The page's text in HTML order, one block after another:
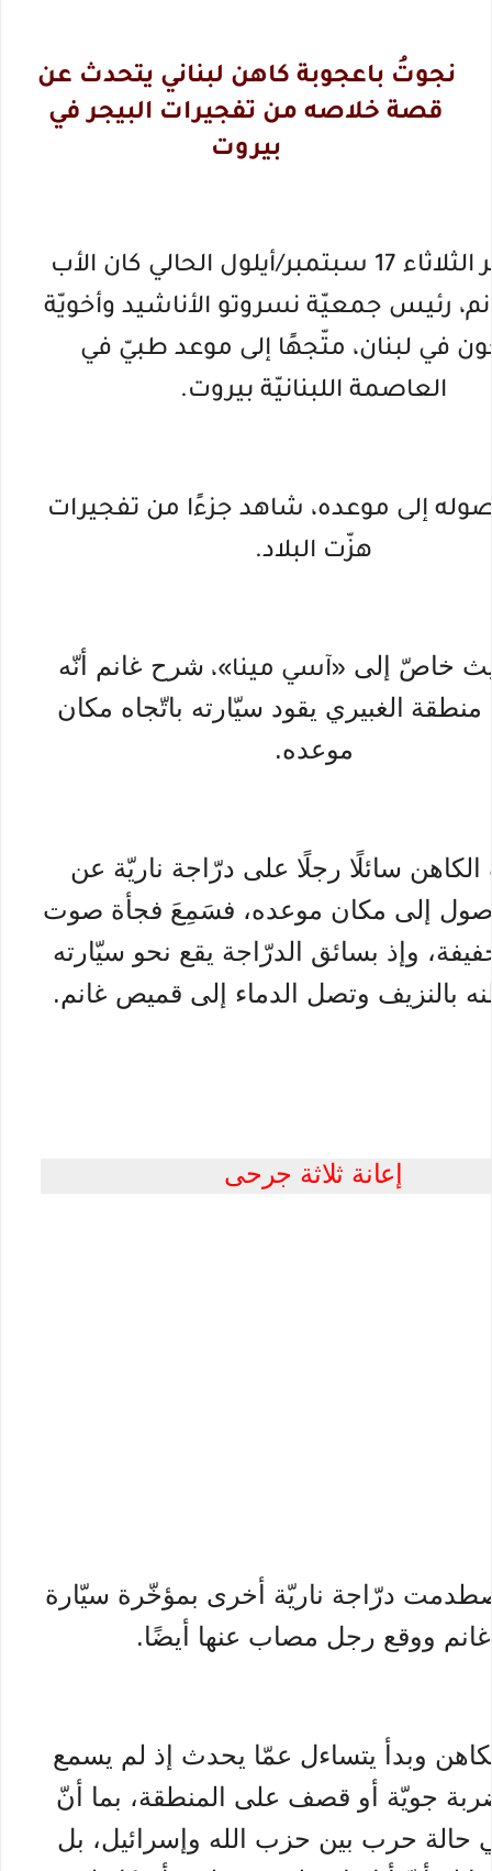
نجوتُ باعجوبة كاهن لبناني يتحدث عن
قصة خلاصه من تفجيرات البيجر في
بيروت
بعد ظهر الثلاثاء 17 سبتمبر/أيلول الحالي كان الأب
رئيس جمعيّة نسروتو الأناشيد وأخويّة
في لبنان، متّجهًا إلى موعد طبيّ في
العاصمة اللبنانيّة بيروت.
إلى موعده، شاهد جزءًا من تفجيرات
هزّت البلاد.
خاصّ إلى «آسي مينا»، شرح غانم أنّه
منطقة الغبيري يقود سيّارته باتّجاه مكان
موعده.
سائلًا رجلًا على درّاجة ناريّة عن
إلى مكان موعده، فسَمِعَ فجأة صوت
وإذ بسائق الدرّاجة يقع نحو سيّارته
بالنزيف وتصل الدماء إلى قميص غانم.
إعانة ثلاثة جرحى
درّاجة ناريّة أخرى بمؤخّرة سيّارة
غانم ووقع رجل مصاب عنها أيضًا.
وبدأ يتساءل عمّا يحدث إذ لم يسمع
جويّة أو قصف على المنطقة، بما أنّ
حالة حرب بين حزب الله وإسرائيل، بل